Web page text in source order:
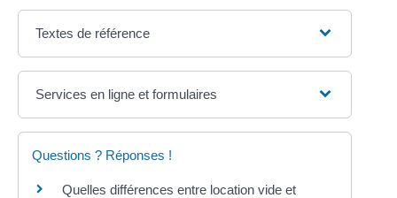
Textes de référence
Services en ligne et formulaires
Questions ? Réponses !
Quelles différences entre location vide et